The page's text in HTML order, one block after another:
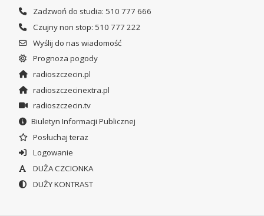
Zadzwoń do studia: 510 777 666
Czujny non stop: 510 777 222
Wyślij do nas wiadomość
Prognoza pogody
radioszczecin.pl
radioszczecinextra.pl
radioszczecin.tv
Biuletyn Informacji Publicznej
Posłuchaj teraz
Logowanie
DUŻA CZCIONKA
DUŻY KONTRAST